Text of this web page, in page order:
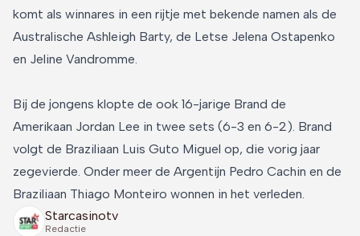
komt als winnares in een rijtje met bekende namen als de
Australische Ashleigh Barty, de Letse Jelena Ostapenko
en Jeline Vandromme.
Bij de jongens klopte de ook 16-jarige Brand de
Amerikaan Jordan Lee in twee sets (6-3 en 6-2). Brand
volgt de Braziliaan Luis Guto Miguel op, die vorig jaar
zegevierde. Onder meer de Argentijn Pedro Cachin en de
Braziliaan Thiago Monteiro wonnen in het verleden.
Starcasinotv
Redactie